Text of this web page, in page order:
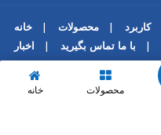
خانه محصولات کاربرد
اخبار
با ما تماس بگیرید
خانه محصولات